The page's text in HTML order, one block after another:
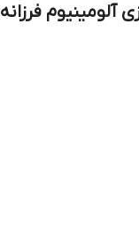
فرزانه 100 متری